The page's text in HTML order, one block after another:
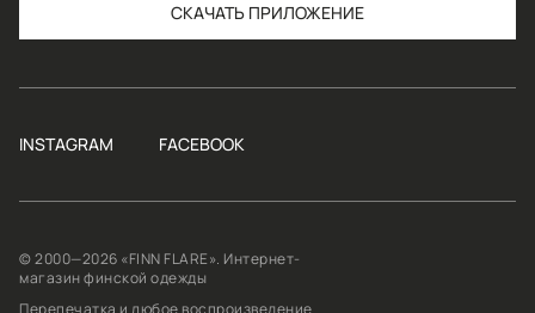
СКАЧАТЬ
INSTAGRAM FACEBOOK
© 2000—2026 «FINN FLARE». Интернет-
магазин финской одежды